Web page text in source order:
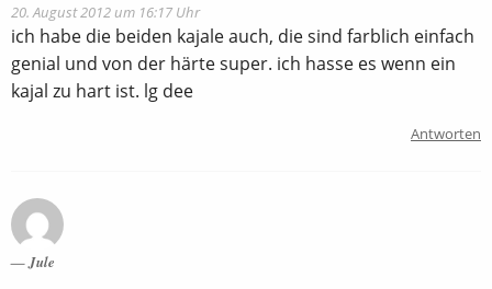
20. August 2012 um 16:17 Uhr
ich habe die beiden kajale auch, die sind farblich einfach
genial und von der härte super. ich hasse es wenn ein
kajal zu hart ist. lg dee
Antworten
Jule